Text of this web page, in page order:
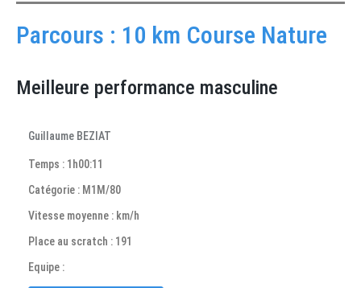
Parcours : 10 km Course Nature
Meilleure performance masculine
Guillaume BEZIAT
Temps : 1h00:11
Catégorie : M1M/80
Vitesse moyenne : km/h
Place au scratch : 191
Equipe :